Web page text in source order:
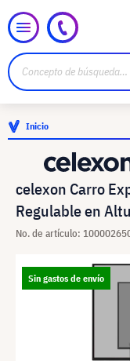
Inicio
celexon Carro
Regulable en
No. de artículo:
Sin gastos de envío